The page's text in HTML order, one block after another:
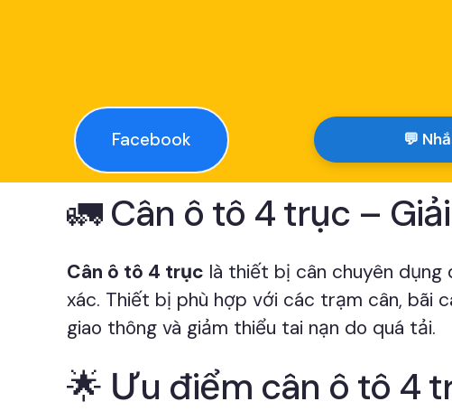
Facebook 💬
🚛 Cân ô tô 4 trục –
Cân ô tô 4 trục là thiết bị cân chuyên
xác. Thiết bị phù hợp với các trạm cân, bãi
giao thông và giảm thiểu tai nạn do quá tải.
🌟 Ưu điểm cân ô tô 4